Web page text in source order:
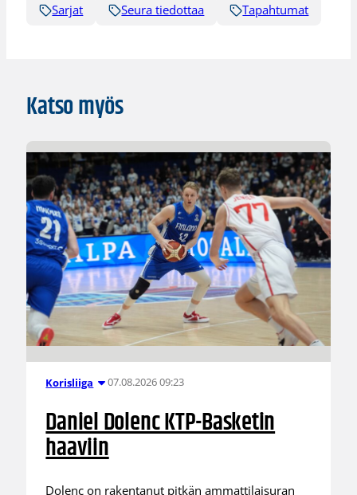
Sarjat
Seura tiedottaa Tapahtumat
Katso myös
Korisliiga 07.08.2026 09:23
Daniel Dolenc KTP-Basketin
haaviin
Dolenc on rakentanut pitkän ammattilaisuran